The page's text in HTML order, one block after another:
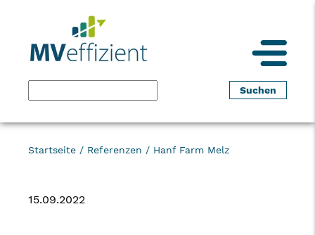
Startseite / Referenzen / Hanf Farm Melz
15.09.2022